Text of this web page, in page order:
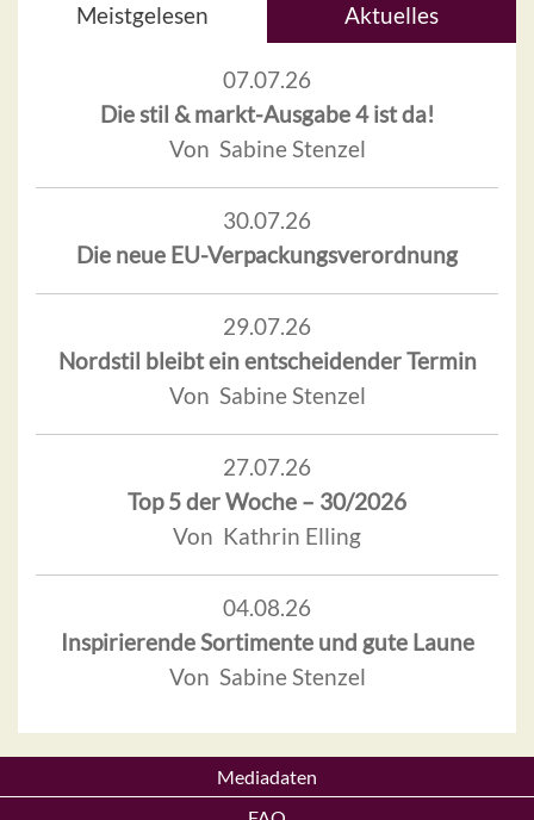
Meistgelesen Aktuelles
07.07.26
Die stil & markt-Ausgabe 4 ist da!
Von Sabine Stenzel
30.07.26
Die neue EU-Verpackungsverordnung
29.07.26
Nordstil bleibt ein entscheidender Termin
Von Sabine Stenzel
27.07.26
Top 5 der Woche – 30/2026
Von Kathrin Elling
04.08.26
Inspirierende Sortimente und gute Laune
Von Sabine Stenzel
Mediadaten